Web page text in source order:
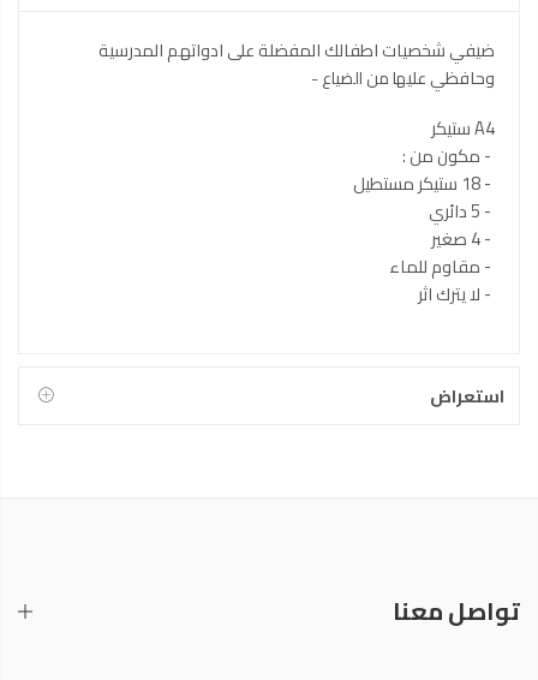
ضيفي شخصيات اطفالك المفضلة على ادواتهم المدرسية
وحافظي عليها من الضياع -
A4 ستيكر
- مكون من :
- 18 ستيكر مستطيل
- 5 دائري
- 4 صغير
- مقاوم للماء
- لا يترك اثر
استعراض
تواصل معنا